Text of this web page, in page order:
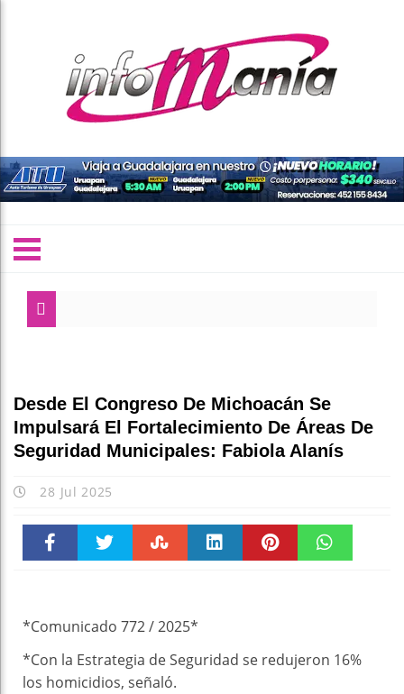
Desde El Congreso De Michoacán Se
Impulsará El Fortalecimiento De Áreas De
Seguridad Municipales: Fabiola Alanís
28 Jul 2025
*Comunicado 772 / 2025*
*Con la Estrategia de Seguridad se redujeron 16%
los homicidios, señaló.